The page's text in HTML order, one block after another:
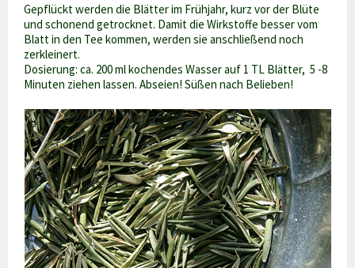
Gepflückt werden die Blätter im Frühjahr, kurz vor der Blüte
und schonend getrocknet. Damit die Wirkstoffe besser vom
Blatt in den Tee kommen, werden sie anschließend noch
zerkleinert.
Dosierung: ca. 200 ml kochendes Wasser auf 1 TL Blätter, 5 -8
Minuten ziehen lassen. Abseien! Süßen nach Belieben!